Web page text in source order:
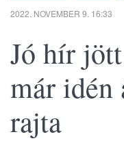
2022. NOVEMBER 9. 16:33
Jó hír
már idén
rajta